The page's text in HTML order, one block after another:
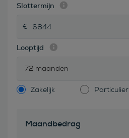
Slottermijn
Looptijd
72 maanden
Zakelijk Particulier
Maandbedrag